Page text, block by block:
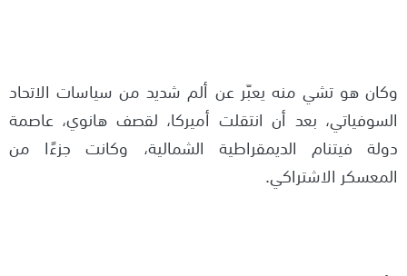
وكان هو تشي منه يعبّر عن ألم شديد من سياسات الاتحاد
السوفياتي، بعد أن انتقلت أميركا، لقصف هانوي، عاصمة
دولة فيتنام الديمقراطية الشمالية، وكانت جزءًا من
المعسكر الاشتراكي.